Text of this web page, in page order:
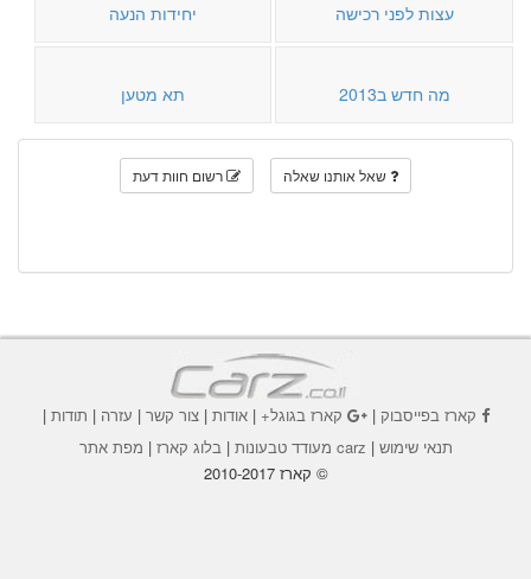
עצות לפני רכישה יחידות הנעה
מה חדש ב2013 תא מטען
שאל אותנו שאלה רשום חוות דעת
קארז בפייסבוק| קארז בגוגל+|אודות |צור קשר | עזרה | תודות |
תנאי שימוש | carz מעודד טבעונות | בלוג קארז | מפת אתר
© קארז 2010-2017